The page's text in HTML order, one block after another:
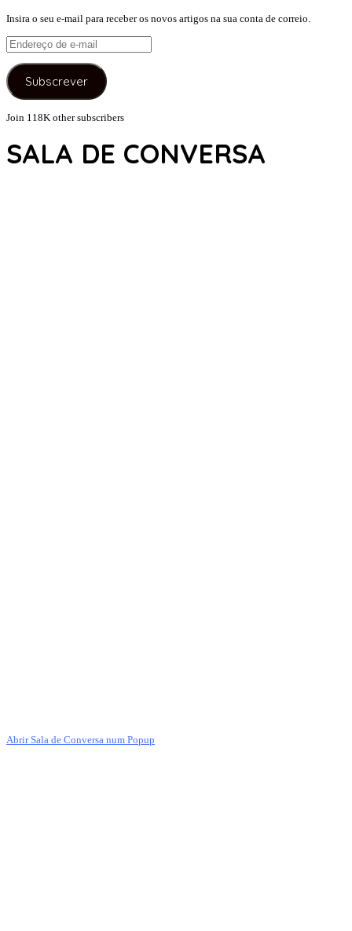
Insira o seu e-mail para receber os novos artigos na sua conta de correio.
Endereço
de
e-
mail
Subscrever
Join 118K other subscribers
SALA DE CONVERSA
Abrir Sala de Conversa num Popup